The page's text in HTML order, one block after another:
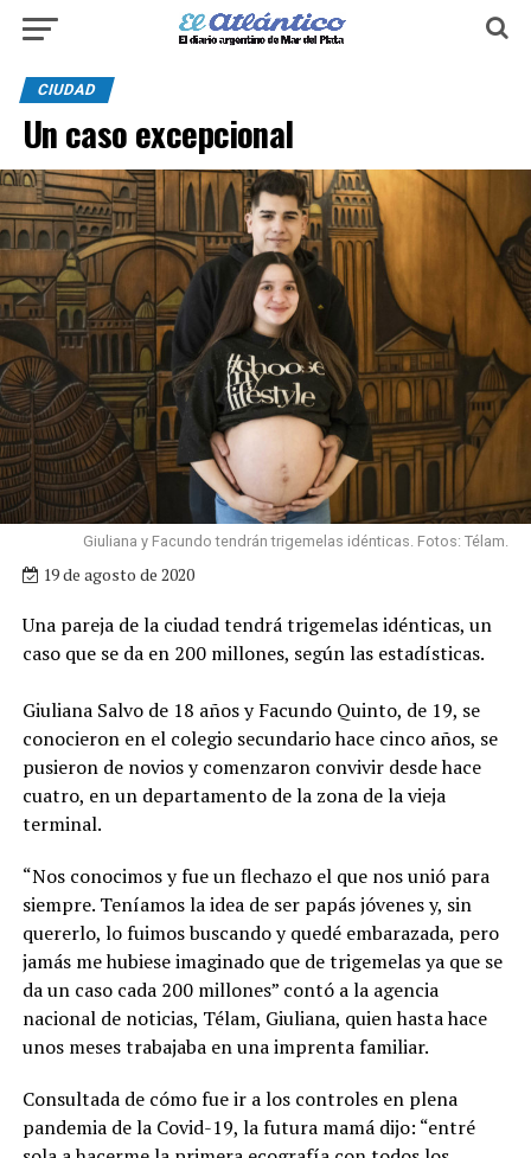
CIUDAD
Un caso excepcional
Giuliana y Facundo tendrán trigemelas idénticas. Fotos: Télam.
19 de agosto de 2020
Una pareja de la ciudad tendrá trigemelas idénticas, un
caso que se da en 200 millones, según las estadísticas.
Giuliana Salvo de 18 años y Facundo Quinto, de 19, se
conocieron en el colegio secundario hace cinco años, se
pusieron de novios y comenzaron convivir desde hace
cuatro, en un departamento de la zona de la vieja
terminal.
“Nos conocimos y fue un flechazo el que nos unió para
siempre. Teníamos la idea de ser papás jóvenes y, sin
quererlo, lo fuimos buscando y quedé embarazada, pero
jamás me hubiese imaginado que de trigemelas ya que se
da un caso cada 200 millones” contó a la agencia
nacional de noticias, Télam, Giuliana, quien hasta hace
unos meses trabajaba en una imprenta familiar.
Consultada de cómo fue ir a los controles en plena
pandemia de la Covid-19, la futura mamá dijo: “entré